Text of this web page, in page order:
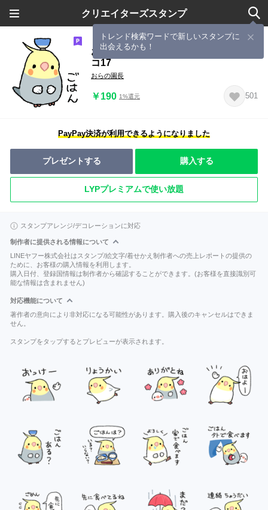
クリエイターズスタンプ
トレンド検索ワードで新しいスタンプに
出会えるかも！
おらの動物園67-2【家族】オカメイン
コ17
おらの園長
￥190 1%還元 501
PayPay決済が利用できるようになりました
プレゼントする 購入する
LYPプレミアムで使い放題
スタンプアレンジ/デコレーションに対応
制作者に提供される情報について
LINEヤフー株式会社はスタンプ/絵文字/着せかえ制作者への売上レポートの提供の
ために、お客様の購入情報を利用します。
購入日付、登録国情報は制作者から確認することができます。(お客様を直接識別可
能な情報は含まれません)
対応機能について
著作者の意向により非対応になる可能性があります。購入後のキャンセルはできま
せん。
スタンプをタップするとプレビューが表示されます。